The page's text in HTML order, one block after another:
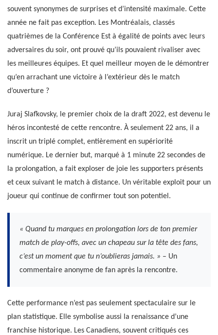
souvent synonymes de surprises et d’intensité maximale. Cette
année ne fait pas exception. Les Montréalais, classés
quatrièmes de la Conférence Est à égalité de points avec leurs
adversaires du soir, ont prouvé qu’ils pouvaient rivaliser avec
les meilleures équipes. Et quel meilleur moyen de le démontrer
qu’en arrachant une victoire à l’extérieur dès le match
d’ouverture ?
Juraj Slafkovsky, le premier choix de la draft 2022, est devenu le
héros incontesté de cette rencontre. À seulement 22 ans, il a
inscrit un triplé complet, entièrement en supériorité
numérique. Le dernier but, marqué à 1 minute 22 secondes de
la prolongation, a fait exploser de joie les supporters présents
et ceux suivant le match à distance. Un véritable exploit pour un
joueur qui continue de confirmer tout son potentiel.
« Quand tu marques en prolongation lors de ton premier
match de play-offs, avec un chapeau sur la tête des fans,
c’est un moment que tu n’oublieras jamais. » – Un
commentaire anonyme de fan après la rencontre.
Cette performance n’est pas seulement spectaculaire sur le
plan statistique. Elle symbolise aussi la renaissance d’une
franchise historique. Les Canadiens, souvent critiqués ces